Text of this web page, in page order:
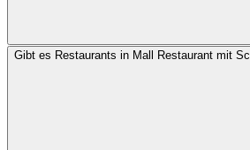
Gibt es Restaurants in Mall Restaurant mit